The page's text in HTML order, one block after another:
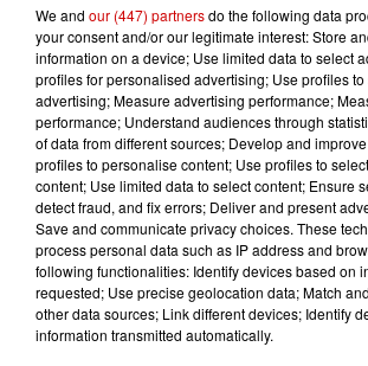
en...
7 août 2026
Pape Léon XIV en
est son
7 août 2026
Limoges : un
blessé dans un
appartement...
We and our (447) partnersdo the following data
your consent and/or our legitimate interest: Store
information on a device; Use limited data to select
profiles for personalised advertising; Use profiles
advertising; Measure advertising performance;
performance; Understand audiences through
of data from different sources; Develop and
profiles to personalise content; Use profiles to
content; Use limited data to select content; Ensure
detect fraud, and fix errors; Deliver and present
Save and communicate privacy choices. These
process personal data such as IP address and
following functionalities: Identify devices based on
requested; Use precise geolocation data; Match
other data sources; Link different devices; Identify
information transmitted automatically.